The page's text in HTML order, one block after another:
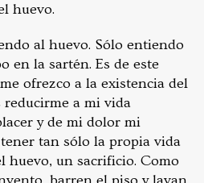
huevo.
al huevo. Sólo entiendo
en la sartén. Es de este
ofrezco a la existencia del
a mi vida
y de mi dolor mi
tan sólo la propia vida
huevo, un sacrificio. Como